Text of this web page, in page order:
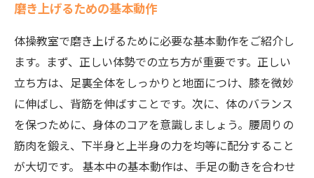
磨き上げるための基本動作
体操教室で磨き上げるために必要な基本動作をご紹介し
ます。まず、正しい体勢での立ち方が重要です。正しい
立ち方は、足裏全体をしっかりと地面につけ、膝を微妙
に伸ばし、背筋を伸ばすことです。次に、体のバランス
を保つために、身体のコアを意識しましょう。腰周りの
筋肉を鍛え、下半身と上半身の力を均等に配分すること
が大切です。 基本中の基本動作は、手足の動きを合わせ